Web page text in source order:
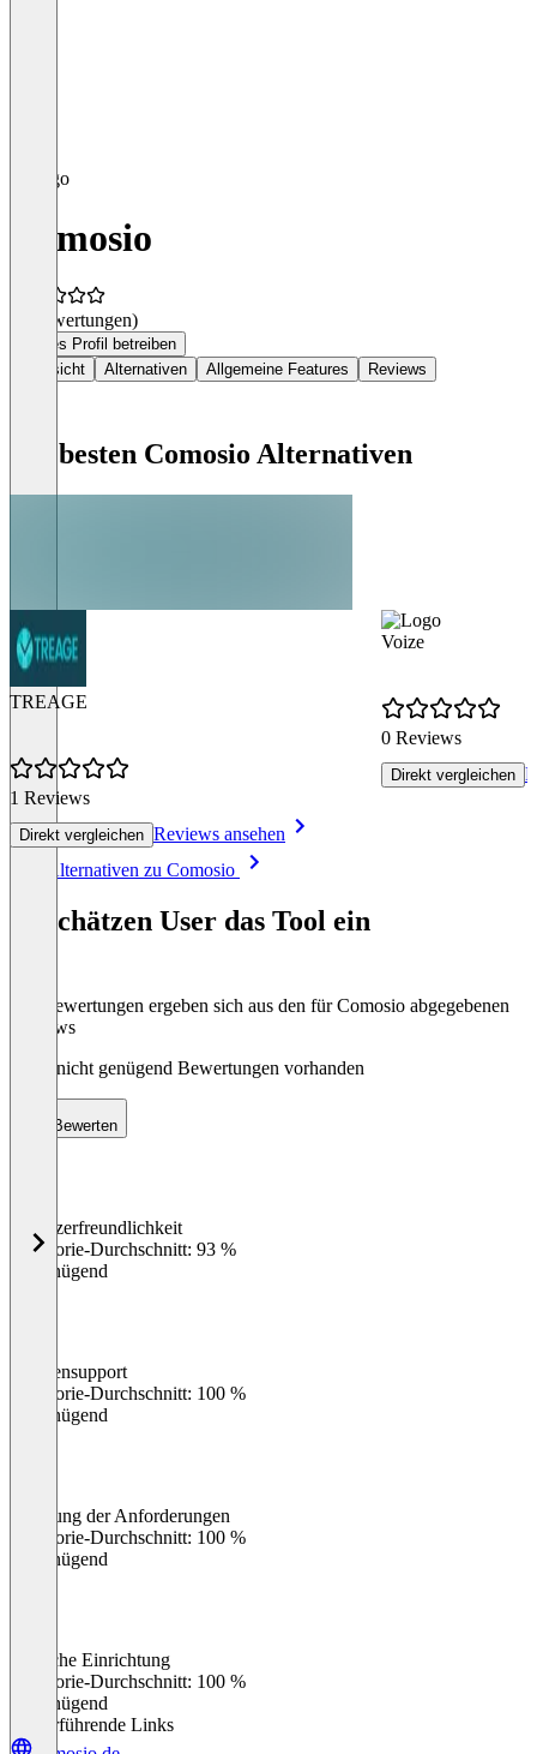
Comosio
(0 Bewertungen)
Dieses Profil betreiben
Übersicht
Alternativen Allgemeine Features Reviews
Die besten Comosio Alternativen
TREAGE
1 Reviews
Direkt vergleichen Reviews ansehen
Voize
0 Reviews
Direkt vergleichen
Alle Alternativen zu Comosio
So schätzen User das Tool ein
Die Bewertungen ergeben sich aus den für Comosio abgegebenen
Reviews
Noch nicht genügend Bewertungen vorhanden
Bewerten
%
Benutzerfreundlichkeit
Kategorie-Durchschnitt: 93 %
Ungenügend
Kundensupport
Kategorie-Durchschnitt: 100 %
Ungenügend
Erfüllung der Anforderungen
Kategorie-Durchschnitt: 100 %
Ungenügend
Einfache Einrichtung
Kategorie-Durchschnitt: 100 %
Ungenügend
Weiterführende Links